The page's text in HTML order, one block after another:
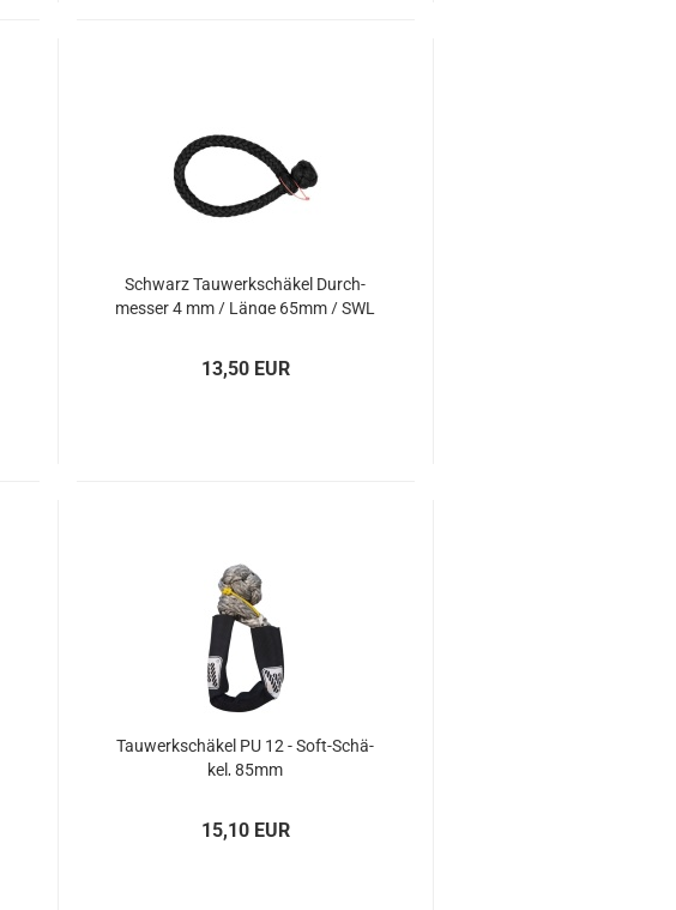
Schwarz Tau­werk­schä­kel Durch­
mes­ser 4 mm / Länge 65mm / SWL
13,50 EUR
Tau­werk­schä­kel PU 12 - Soft-​Schä­
kel, 85mm
15,10 EUR